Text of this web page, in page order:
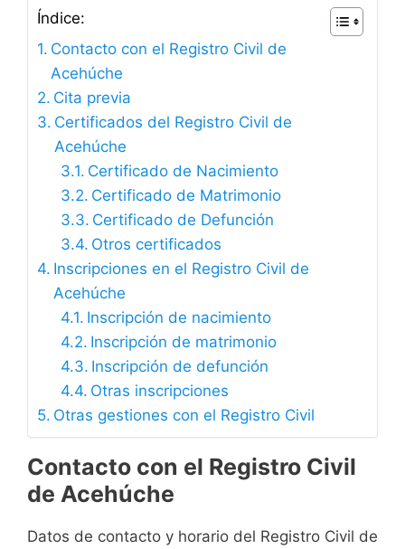
Índice:
Contacto con el Registro Civil de
Acehúche
Cita previa
Certificados del Registro Civil de
Acehúche
Certificado de Nacimiento
Certificado de Matrimonio
Certificado de Defunción
Otros certificados
Inscripciones en el Registro Civil de
Acehúche
Inscripción de nacimiento
Inscripción de matrimonio
Inscripción de defunción
Otras inscripciones
Otras gestiones con el Registro Civil
Contacto con el Registro Civil
de Acehúche
Datos de contacto y horario del Registro Civil de